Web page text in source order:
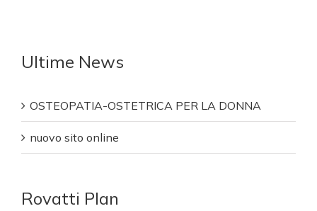
Ultime News
OSTEOPATIA-OSTETRICA PER LA DONNA
nuovo sito online
Rovatti Plan